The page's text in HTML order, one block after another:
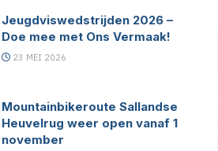
Jeugdviswedstrijden 2026 –
Doe mee met Ons Vermaak!
23 MEI 2026
Mountainbikeroute Sallandse
Heuvelrug weer open vanaf 1
november